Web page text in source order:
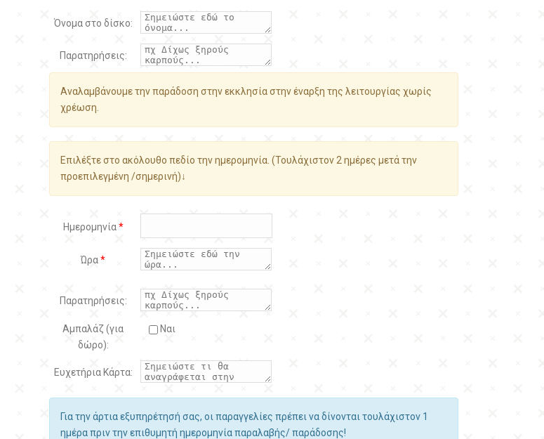
Όνομα στο δίσκο:
Παρατηρήσεις:
Αναλαμβάνουμε την παράδοση στην εκκλησία στην έναρξη της λειτουργίας χωρίς
χρέωση.
Επιλέξτε στο ακόλουθο πεδίο την ημερομηνία. (Τουλάχιστον 2 ημέρες μετά την
προεπιλεγμένη /σημερινή)↓
Ημερομηνία*
Ώρα*
Παρατηρήσεις:
Αμπαλάζ (για
δώρο):
Ναι
Ευχετήρια Κάρτα:
Για την άρτια εξυπηρέτησή σας, οι παραγγελίες πρέπει να δίνονται τουλάχιστον 1
ημέρα πριν την επιθυμητή ημερομηνία παραλαβής/ παράδοσης!